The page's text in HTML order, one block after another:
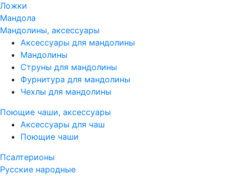
Ложки
Мандола
Мандолины, аксессуары
Аксессуары для мандолины
Мандолины
Струны для мандолины
Фурнитура для мандолины
Чехлы для мандолины
Поющие чаши, аксессуары
Аксессуары для чаш
Поющие чаши
Псалтерионы
Русские народные